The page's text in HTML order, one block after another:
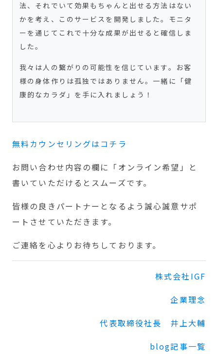
法、それでいて効果もちゃんと出せる方法はない
かを考え、このサービスを開発しました。モニタ
ーを通じてこれで十分な成果が出せると確信しま
した。
我々は人の繋がりの可能性を信じています。お客
様の身体作りは孤独ではありません。一緒に「健
康的なカラダ」を手に入れましょう！
無料カウンセリングはコチラ
お問い合わせ内容の欄に「オンライン希望」と
書いていただけるとスムーズです。
皆様の良きパートナーとなるよう誠心誠意サポ
ートさせていただきます。
ご連絡を心よりお待ちしております。
株式会社IGF
企業理念
代表取締役社長 井上大輔
blog記事一覧